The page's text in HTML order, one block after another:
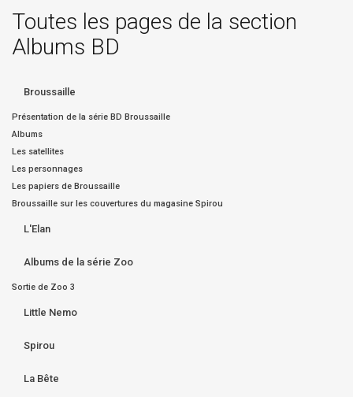
Toutes les pages de la section
Albums BD
Broussaille
Présentation de la série BD Broussaille
Albums
Les satellites
Les personnages
Les papiers de Broussaille
Broussaille sur les couvertures du magasine Spirou
L'Elan
Albums de la série Zoo
Sortie de Zoo 3
Little Nemo
Spirou
La Bête